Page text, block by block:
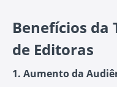
Benefícios da
de Editoras
1. Aumento da